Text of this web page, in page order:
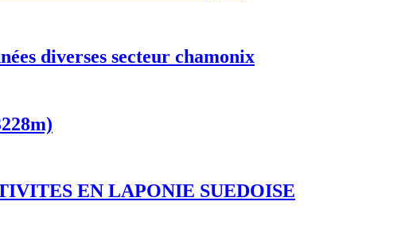
diverses secteur chamonix
EN LAPONIE SUEDOISE